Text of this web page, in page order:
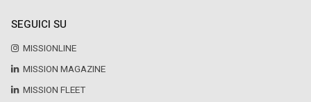
SEGUICI SU
MISSIONLINE
MISSION MAGAZINE
MISSION FLEET